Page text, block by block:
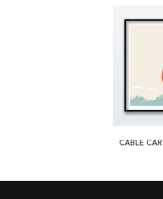
CABLE